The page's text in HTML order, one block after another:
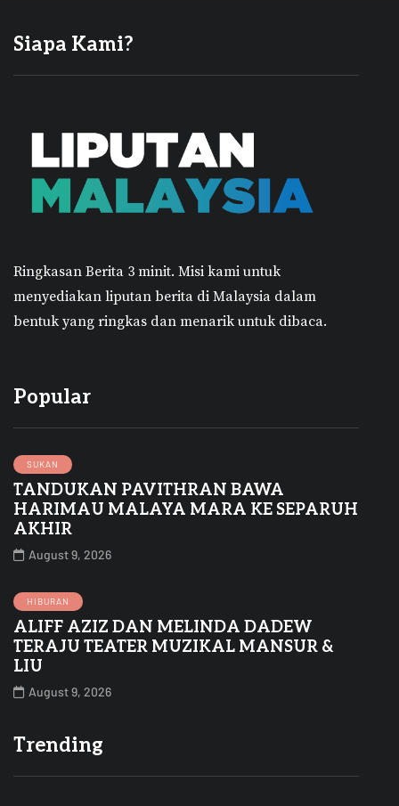
Siapa Kami?
Ringkasan Berita 3 minit. Misi kami untuk
menyediakan liputan berita di Malaysia dalam
bentuk yang ringkas dan menarik untuk dibaca.
Popular
SUKAN
TANDUKAN PAVITHRAN BAWA
HARIMAU MALAYA MARA KE SEPARUH
AKHIR
August 9, 2026
HIBURAN
ALIFF AZIZ DAN MELINDA DADEW
TERAJU TEATER MUZIKAL MANSUR &
LIU
August 9, 2026
Trending